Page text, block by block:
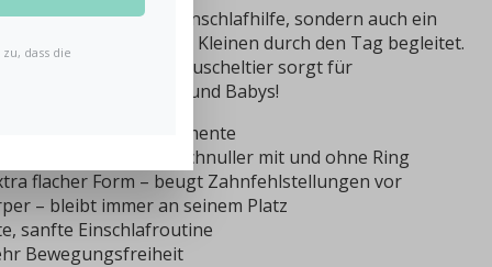
eine beruhigende Einschlafhilfe, sondern auch ein
und Spielen, der die Kleinen durch den Tag begleitet.
griffbereit und das Kuscheltier sorgt für
Lösung für Eltern und Babys!
für Wohlfühlmomente
mit Silikonring – für Schnuller mit und ohne Ring
flacher Form – beugt Zahnfehlstellungen vor
– bleibt immer an seinem Platz
sanfte Einschlafroutine
Bewegungsfreiheit
dass die